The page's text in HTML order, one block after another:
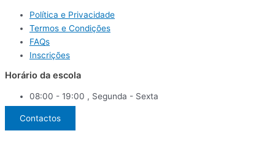
Política e Privacidade
Termos e Condições
FAQs
Inscrições
Horário da escola
08:00 - 19:00 , Segunda - Sexta
Contactos